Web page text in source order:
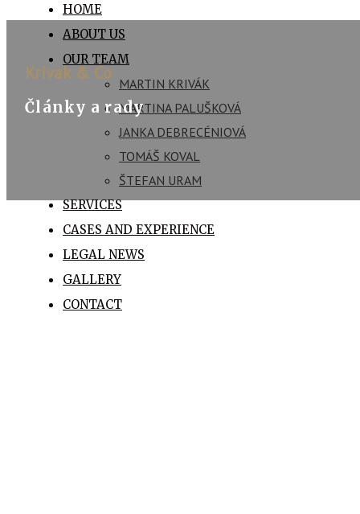
HOME
ABOUT US
OUR TEAM
MARTIN KRIVÁK
MARTINA PALUŠKOVÁ
JANKA DEBRECÉNIOVÁ
TOMÁŠ KOVAL
ŠTEFAN URAM
SERVICES
CASES AND EXPERIENCE
LEGAL NEWS
GALLERY
CONTACT
Krivak & Co
Články a rady